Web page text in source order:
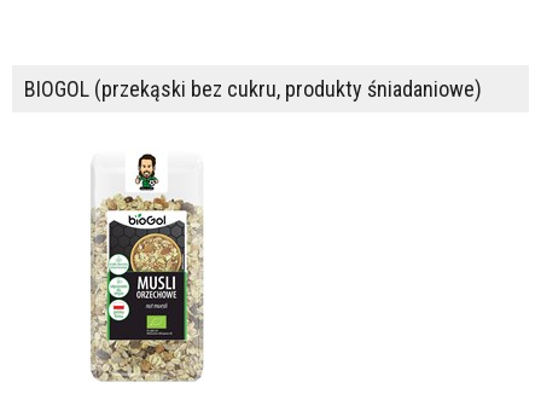
BIOGOL (przekąski bez cukru, produkty śniadaniowe)